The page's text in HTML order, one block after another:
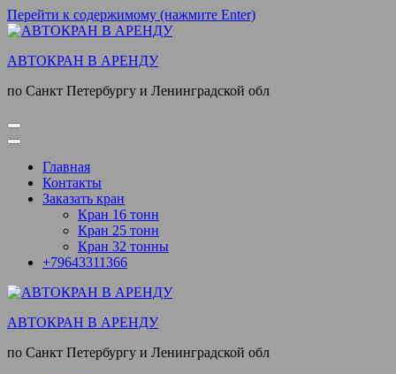
Перейти к содержимому (нажмите Enter)
АВТОКРАН В АРЕНДУ
по Санкт Петербургу и Ленинградской обл
Главная
Контакты
Заказать кран
Кран 16 тонн
Кран 25 тонн
Кран 32 тонны
+79643311366
АВТОКРАН В АРЕНДУ
по Санкт Петербургу и Ленинградской обл